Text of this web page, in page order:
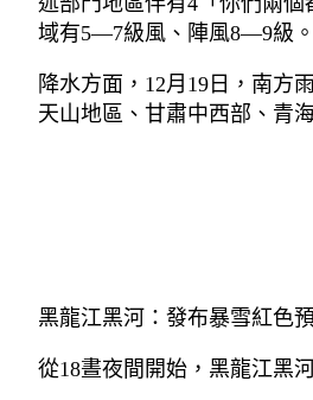
域有5—7級風、陣風8—9級。
降水方面，12月19日，南方
天山地區、甘肅中西部、青
黑龍江黑河：發布暴雪紅色
從18晝夜間開始，黑龍江黑